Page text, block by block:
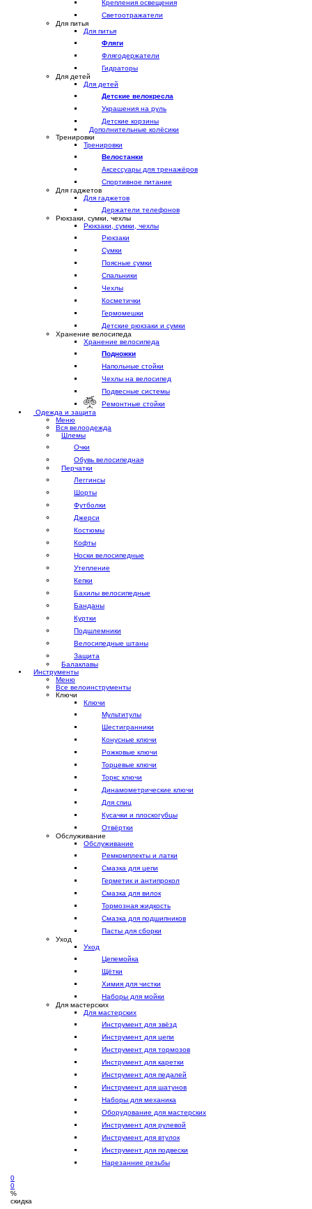
Крепления освещения
Светоотражатели
Для питья
Для питья
Фляги
Флягодержатели
Гидраторы
Для детей
Для детей
Детские велокресла
Украшения на руль
Детские корзины
Дополнительные колёсики
Тренировки
Тренировки
Велостанки
Аксессуары для тренажёров
Спортивное питание
Для гаджетов
Для гаджетов
Держатели телефонов
Рюкзаки, сумки, чехлы
Рюкзаки, сумки, чехлы
Рюкзаки
Сумки
Поясные сумки
Спальники
Чехлы
Косметички
Гермомешки
Детские рюкзаки и сумки
Хранение велосипеда
Хранение велосипеда
Подножки
Напольные стойки
Чехлы на велосипед
Подвесные системы
Ремонтные стойки
Одежда и защита
Меню
Вся велоодежда
Шлемы
Очки
Обувь велосипедная
Перчатки
Леггинсы
Шорты
Футболки
Джерси
Костюмы
Кофты
Носки велосипедные
Утепление
Кепки
Бахилы велосипедные
Банданы
Куртки
Подшлемники
Велосипедные штаны
Защита
Балаклавы
Инструменты
Меню
Все велоинструменты
Ключи
Ключи
Мультитулы
Шестигранники
Конусные ключи
Рожковые ключи
Торцевые ключи
Торкс ключи
Динамометрические ключи
Для спиц
Кусачки и плоскогубцы
Отвёртки
Обслуживание
Обслуживание
Ремкомплекты и латки
Смазка для цепи
Герметик и антипрокол
Смазка для вилок
Тормозная жидкость
Смазка для подшипников
Пасты для сборки
Уход
Уход
Цепемойка
Щётки
Химия для чистки
Наборы для мойки
Для мастерских
Для мастерских
Инструмент для звёзд
Инструмент для цепи
Инструмент для тормозов
Инструмент для каретки
Инструмент для педалей
Инструмент для шатунов
Наборы для механика
Оборудование для мастерских
Инструмент для рулевой
Инструмент для втулок
Инструмент для подвески
Нарезанние резьбы
0
0
%
скидка